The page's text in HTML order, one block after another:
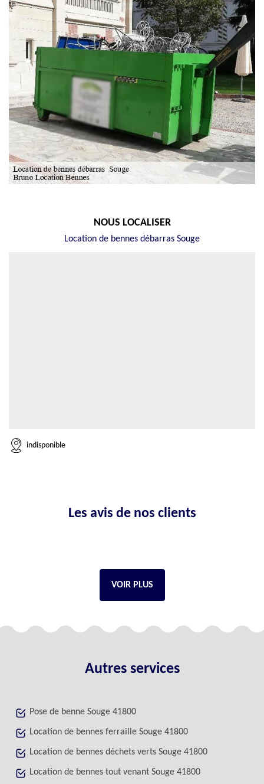
NOUS LOCALISER
Location de bennes débarras Souge
indisponible
Les avis de nos clients
VOIR PLUS
Autres services
Pose de benne Souge 41800
Location de bennes ferraille Souge 41800
Location de bennes déchets verts Souge 41800
Location de bennes tout venant Souge 41800